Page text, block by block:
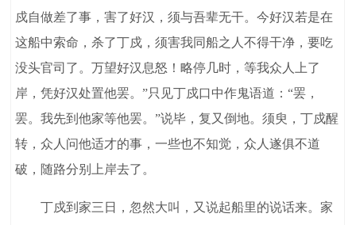
戍自做差了事，害了好汉，须与吾辈无干。今好汉若是在
这船中索命，杀了丁戍，须害我同船之人不得干净，要吃
没头官司了。万望好汉息怒！略停几时，等我众人上了
岸，凭好汉处置他罢。”只见丁戍口中作鬼语道：“罢，
罢。我先到他家等他罢。”说毕，复又倒地。须臾，丁戍醒
转，众人问他适才的事，一些也不知觉，众人遂俱不道
破，随路分别上岸去了。
丁戍到家三日，忽然大叫，又说起船里的说话来。家